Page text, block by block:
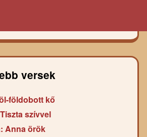
versek
földobott kő
szívvel
Anna örök